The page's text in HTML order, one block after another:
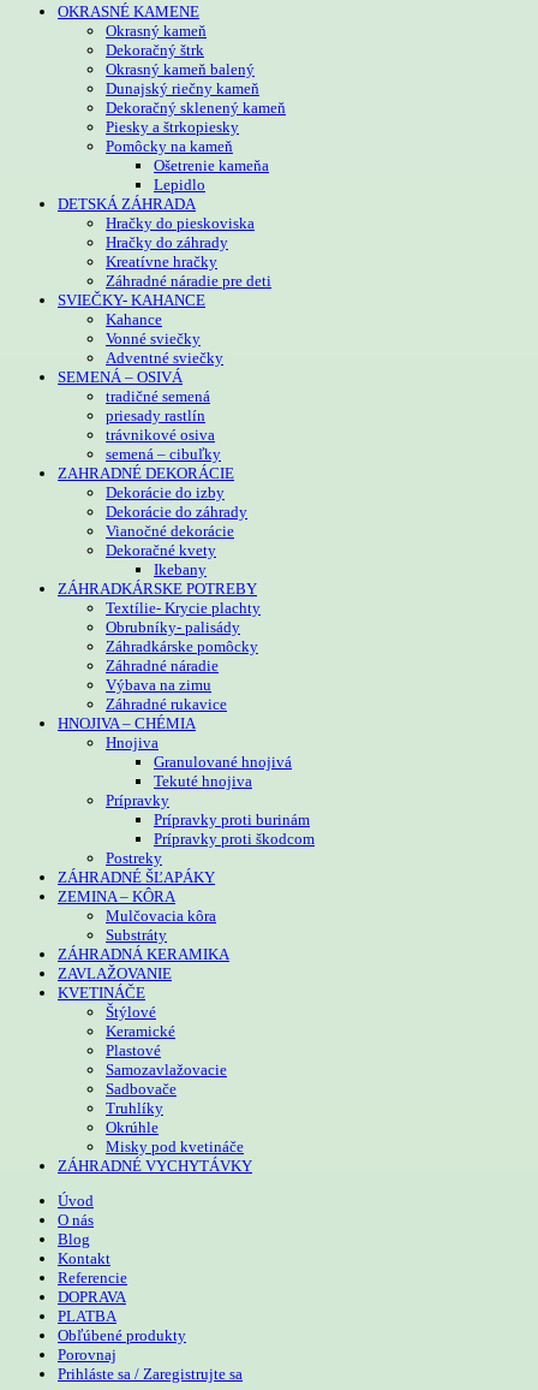
OKRASNÉ KAMENE
Okrasný kameň
Dekoračný štrk
Okrasný kameň balený
Dunajský riečny kameň
Dekoračný sklenený kameň
Piesky a štrkopiesky
Pomôcky na kameň
Ošetrenie kameňa
Lepidlo
DETSKÁ ZÁHRADA
Hračky do pieskoviska
Hračky do záhrady
Kreatívne hračky
Záhradné náradie pre deti
SVIEČKY- KAHANCE
Kahance
Vonné sviečky
Adventné sviečky
SEMENÁ – OSIVÁ
tradičné semená
priesady rastlín
trávnikové osiva
semená – cibuľky
ZAHRADNÉ DEKORÁCIE
Dekorácie do izby
Dekorácie do záhrady
Vianočné dekorácie
Dekoračné kvety
Ikebany
ZÁHRADKÁRSKE POTREBY
Textílie- Krycie plachty
Obrubníky- palisády
Záhradkárske pomôcky
Záhradné náradie
Výbava na zimu
Záhradné rukavice
HNOJIVA – CHÉMIA
Hnojiva
Granulované hnojivá
Tekuté hnojiva
Prípravky
Prípravky proti burinám
Prípravky proti škodcom
Postreky
ZÁHRADNÉ ŠĽAPÁKY
ZEMINA – KÔRA
Mulčovacia kôra
Substráty
ZÁHRADNÁ KERAMIKA
ZAVLAŽOVANIE
KVETINÁČE
Štýlové
Keramické
Plastové
Samozavlažovacie
Sadbovače
Truhlíky
Okrúhle
Misky pod kvetináče
ZÁHRADNÉ VYCHYTÁVKY
Úvod
O nás
Blog
Kontakt
Referencie
DOPRAVA
PLATBA
Obľúbené produkty
Porovnaj
Prihláste sa / Zaregistrujte sa